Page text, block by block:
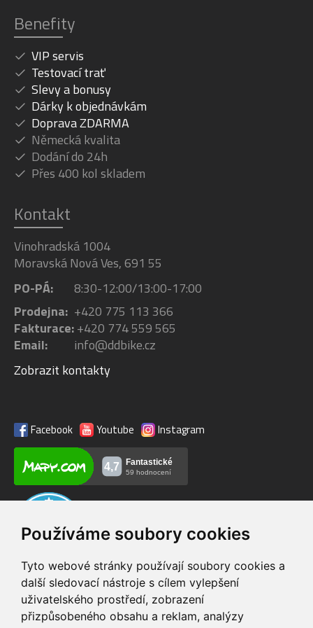
Používáme soubory cookies
Tyto webové stránky používají soubory cookies a
další sledovací nástroje s cílem vylepšení
uživatelského prostředí, zobrazení
přizpůsobeného obsahu a reklam, analýzy
Benefity
VIP servis
Testovací trať
Slevy a bonusy
Dárky k objednávkám
Doprava ZDARMA
Německá kvalita
Dodání do 24h
Přes 400 kol skladem
Kontakt
Vinohradská 1004
Moravská Nová Ves, 691 55
PO-PÁ:
8:30-12:00/13:00-17:00
Prodejna: +420 775 113 366
Fakturace:+420 774 559 565
Email:
info@ddbike.cz
Zobrazit kontakty
Facebook Youtube Instagram
VIP servis Testovací trať